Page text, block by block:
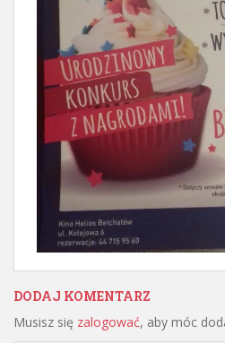
DODAJ KOMENTARZ
Musisz się zalogować, aby móc